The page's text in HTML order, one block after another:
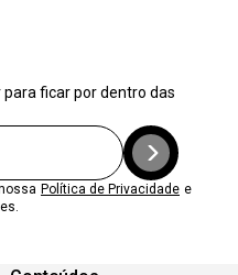
ficar por dentro das
Política de Privacidade e